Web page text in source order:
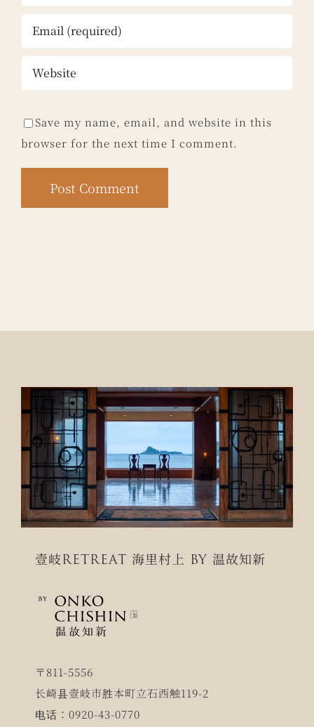
Save my name, email, and website in this
browser for the next time I comment.
壹岐RETREAT 海里村上 BY 温故知新
〒811-5556
长崎县壹岐市胜本町立石西触119-2
电话：0920-43-0770